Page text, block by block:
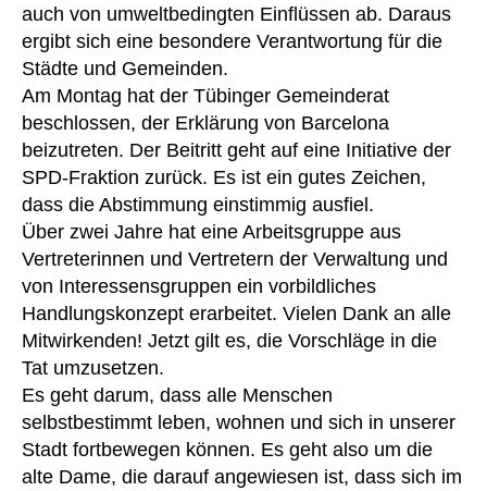
auch von umweltbedingten Einflüssen ab. Daraus
ergibt sich eine besondere Verantwortung für die
Städte und Gemeinden.
Am Montag hat der Tübinger Gemeinderat
beschlossen, der Erklärung von Barcelona
beizutreten. Der Beitritt geht auf eine Initiative der
SPD-Fraktion zurück. Es ist ein gutes Zeichen,
dass die Abstimmung einstimmig ausfiel.
Über zwei Jahre hat eine Arbeitsgruppe aus
Vertreterinnen und Vertretern der Verwaltung und
von Interessensgruppen ein vorbildliches
Handlungskonzept erarbeitet. Vielen Dank an alle
Mitwirkenden! Jetzt gilt es, die Vorschläge in die
Tat umzusetzen.
Es geht darum, dass alle Menschen
selbstbestimmt leben, wohnen und sich in unserer
Stadt fortbewegen können. Es geht also um die
alte Dame, die darauf angewiesen ist, dass sich im